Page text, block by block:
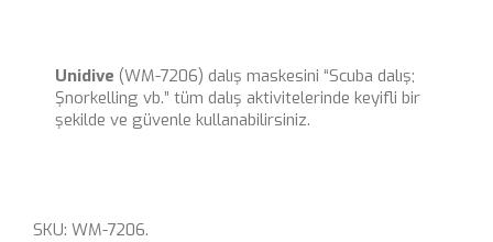
Unidive (WM-7206) dalış maskesini “Scuba dalış;
Şnorkelling vb.” tüm dalış aktivitelerinde keyifli bir
şekilde ve güvenle kullanabilirsiniz.
SKU: WM-7206.